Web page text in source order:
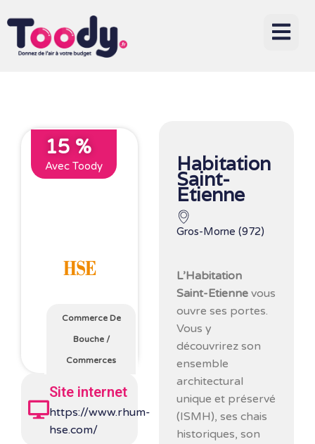
15 %
Avec Toody
Commerce De
Bouche/
Commerces
Site internet
https://www.rhum-
hse.com/
Habitation
Saint-
Etienne
Gros-Morne (972)
L’Habitation
Saint-Etienne vous
ouvre ses portes.
Vous y
découvrirez son
ensemble
architectural
unique et préservé
(ISMH), ses chais
historiques, son